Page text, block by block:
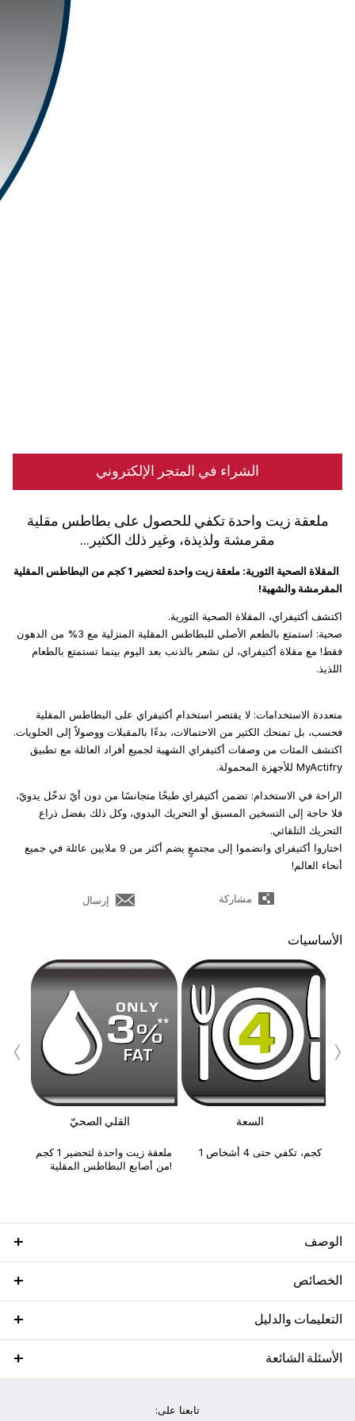
الشراء في المتجر الإلكتروني
ملعقة زيت واحدة تكفي للحصول على بطاطس مقلية
مقرمشة ولذيذة، وغير ذلك الكثير...
المقلاة الصحية الثورية: ملعقة زيت واحدة لتحضير 1 كجم من البطاطس المقلية
المقرمشة والشهية!
اكتشف أكتيفراي، المقلاة الصحية الثورية.
صحية: استمتع بالطعم الأصلي للبطاطس المقلية المنزلية مع 3% من الدهون
فقط! مع مقلاة أكتيفراي، لن تشعر بالذنب بعد اليوم بينما تستمتع بالطعام
اللذيذ.
متعددة الاستخدامات: لا يقتصر استخدام أكتيفراي على البطاطس المقلية
فحسب، بل تمنحك الكثير من الاحتمالات، بدءًا بالمقبلات ووصولاً إلى الحلويات.
اكتشف المئات من وصفات أكتيفراي الشهية لجميع أفراد العائلة مع تطبيق
MyActifry للأجهزة المحمولة.
الراحة في الاستخدام: تضمن أكتيفراي طبخًا متجانسًا من دون أيّ تدخّل يدويّ،
فلا حاجة إلى التسخين المسبق أو التحريك اليدوي، وكل ذلك بفضل ذراع
التحريك التلقائي.
اختاروا أكتيفراي وانضموا إلى مجتمعٍ يضم أكثر من 9 ملايين عائلة في جميع
أنحاء العالم!
مشاركة إرسال
الأساسيات
القلي الصحيّ
ملعقة زيت واحدة لتحضير 1 كجم
من أصابع البطاطس المقلية!
السعة
1 كجم، تكفي حتى 4 أشخاص
‹ ›
الوصف
الخصائص
التعليمات والدليل
الأسئلة الشائعة
تابعنا على: